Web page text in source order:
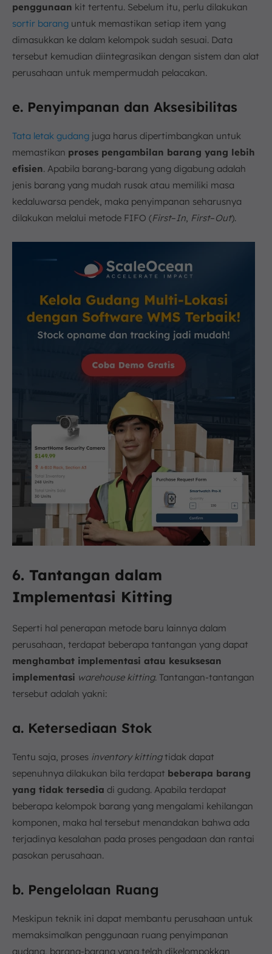
penggunaan kit tertentu. Sebelum itu, perlu dilakukan
sortir barang untuk memastikan setiap item yang
dimasukkan ke dalam kelompok sudah sesuai. Data
tersebut kemudian diintegrasikan dengan sistem dan alat
perusahaan untuk mempermudah pelacakan.
e. Penyimpanan dan Aksesibilitas
Tata letak gudang juga harus dipertimbangkan untuk
memastikan proses pengambilan barang yang lebih
efisien. Apabila barang-barang yang digabung adalah
jenis barang yang mudah rusak atau memiliki masa
kedaluwarsa pendek, maka penyimpanan seharusnya
dilakukan melalui metode FIFO (First– In First–Out).
6. Tantangan dalam
Implementasi Kitting
Seperti hal penerapan metode baru lainnya dalam
perusahaan, terdapat beberapa tantangan yang dapat
menghambat implementasi atau kesuksesan
implementasi warehouse kitting. Tantangan-tantangan
tersebut adalah yakni:
a. Ketersediaan Stok
Tentu saja, proses inventory kittingtidak dapat
sepenuhnya dilakukan bila terdapat beberapa barang
yang tidak tersedia di gudang. Apabila terdapat
beberapa kelompok barang yang mengalami kehilangan
komponen, maka hal tersebut menandakan bahwa ada
terjadinya kesalahan pada proses pengadaan dan rantai
pasokan perusahaan.
b. Pengelolaan Ruang
Meskipun teknik ini dapat membantu perusahaan untuk
memaksimalkan penggunaan ruang penyimpanan
gudang, barang-barang yang telah dikelompokkan